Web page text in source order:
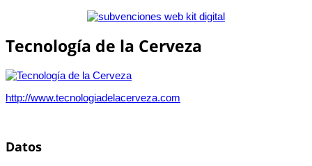
Tecnología de la Cerveza
http://www.tecnologiadelacerveza.com
Datos